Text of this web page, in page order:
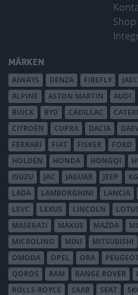
Shop
MÄRKEN
AIWAYS DENZA FIREFLY
ALPINE
ASTON MARTIN AUDI
BUICK
BYD CADILLAC
CITROËN
CUPRA DACIA
FERRARI
FIAT FISKER FORD
HOLDEN
HONDA HONGQI
ISUZU
JAC JAGUAR JEEP
LADA
LAMBORGHINI LANCIA
LEVC
LEXUS LINCOLN
MASERATI
MAXUS MAZDA
MICROLINO
MINI MITSUBISHI
OMODA
OPEL ORA
QOROS
RAM RANGE ROVER
ROLLS-ROYCE
SAAB SEAT